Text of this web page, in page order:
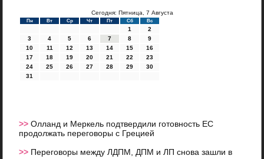
Сегодня: Пятница, 7 Августа
Пн Вт Ср Чт Пт Сб Вс
1
2
3
4 5 6 7 8
9
10
11 12 13 14 15
16
17
18 19 20 21 22
23
24
25 26 27 28 29
30
31
>>Олланд и Меркель подтвердили готовность ЕС
продолжать переговоры с Грецией
>> Переговоры между ЛДПМ, ДПМ и ЛП снова зашли в